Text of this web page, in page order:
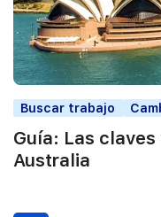
Buscar trabajo
Guía: Las
Australia